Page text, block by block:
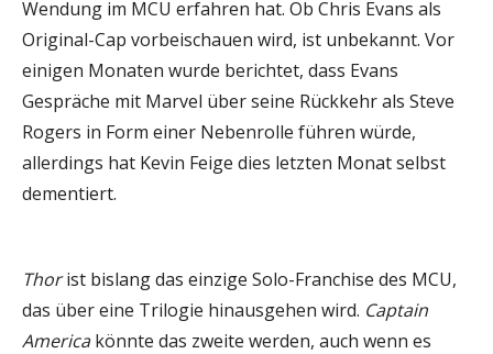
Wendung im MCU erfahren hat. Ob Chris Evans als
Original-Cap vorbeischauen wird, ist unbekannt. Vor
einigen Monaten wurde berichtet, dass Evans
Gespräche mit Marvel über seine Rückkehr als Steve
Rogers in Form einer Nebenrolle führen würde,
allerdings hat Kevin Feige dies letzten Monat selbst
dementiert.
Thorist bislang das einzige Solo-Franchise des MCU,
das über eine Trilogie hinausgehen wird. Captain
Americakönnte das zweite werden, auch wenn es